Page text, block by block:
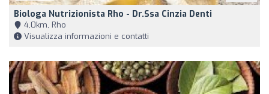
Biologa Nutrizionista Rho - Dr.ssa Cinzia Denti
4,0km, Rho
Visualizza informazioni e contatti